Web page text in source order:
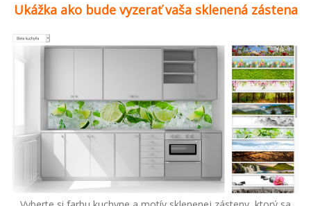
Ukážka ako bude vyzerať vaša sklenená zástena